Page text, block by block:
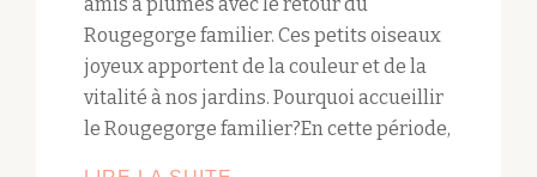
Rougegorge familier. Ces petits oiseaux
joyeux apportent de la couleur et de la
vitalité à nos jardins. Pourquoi accueillir
le Rougegorge familier?En cette période,